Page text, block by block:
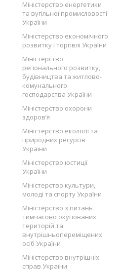
Міністерство енергетики
та вугільної промисловості
України
Міністерство економічного
розвитку і торгівлі України
Міністерство
регіонального розвитку,
будівництва та житлово-
комунального
господарства України
Міністерство охорони
здоров’я
Міністерство екології та
природних ресурсів
України
Міністерство юстиції
України
Міністерство культури,
молоді та спорту України
Міністерство з питань
тимчасово окупованих
територій та
внутрішньопереміщених
осіб України
Міністерство внутрішніх
справ України